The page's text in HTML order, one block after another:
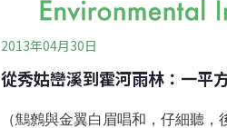
2013年04月30日
從秀姑巒溪到霍河雨林：一平
（鷦鷯與金翼白眉唱和，仔細聽